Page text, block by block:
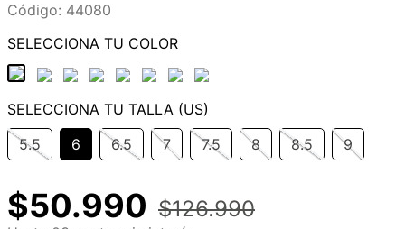
Código: 44080
5.5 6 6.5 7 7.5 8 8.5 9
$50.990 $126.990